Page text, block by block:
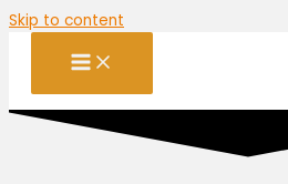
Skip to content